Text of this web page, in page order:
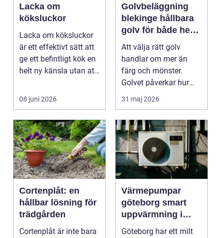
Lacka om
köksluckor
Lacka om köksluckor
är ett effektivt sätt att
ge ett befintligt kök en
helt ny känsla utan att
08 juni 2026
Golvbeläggning
blekinge hållbara
golv för både hem
och företag
Att välja rätt golv
handlar om mer än
färg och mönster.
Golvet påverkar hur
rummet upplevs, hur
31 maj 2026
Cortenplåt: en
hållbar lösning för
trädgården
Cortenplåt är inte bara
Värmepumpar
göteborg smart
uppvärmning i
kustklimat
Göteborg har ett milt